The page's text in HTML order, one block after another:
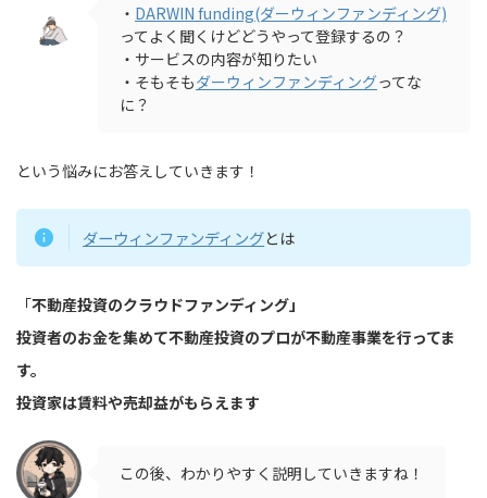
・ DARWIN funding(ダーウィンファンディング)
ってよく聞くけどどうやって登録するの？
・サービスの内容が知りたい
・そもそもダーウィンファンディングってな
に？
という悩みにお答えしていきます！
ダーウィンファンディングとは
「不動産投資のクラウドファンディング」
投資者のお金を集めて不動産投資のプロが不動産事業を行ってま
す。
投資家は賃料や売却益がもらえます
この後、わかりやすく説明していきますね！